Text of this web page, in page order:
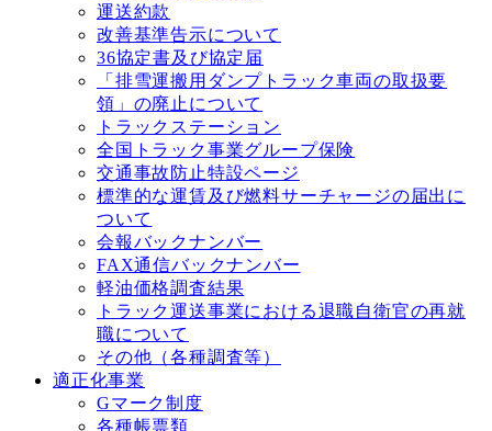
運送約款
改善基準告⽰について
36協定書及び協定届
「排雪運搬用ダンプトラック車両の取扱要
領」の廃止について
トラックステーション
全国トラック事業グループ保険
交通事故防⽌特設ページ
標準的な運賃及び燃料サーチャージの届出に
ついて
会報バックナンバー
FAX通信バックナンバー
軽油価格調査結果
トラック運送事業における退職⾃衛官の再就
職について
その他（各種調査等）
適正化事業
Gマーク制度
各種帳票類